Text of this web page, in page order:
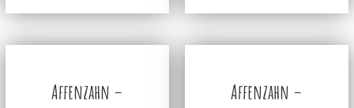
Affenzahn –
Affenzahn –